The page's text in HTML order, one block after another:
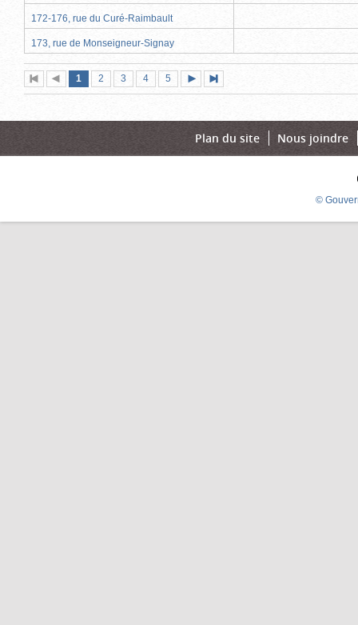
172-176, rue du Curé-Raimbault
173, rue de Monseigneur-Signay
Première
page
Page
précédente
Page
1 (page
actuelle)
Page
2 Page
3 Page
4 Page
5
suivante
page
Plan du site Nous joindre
©